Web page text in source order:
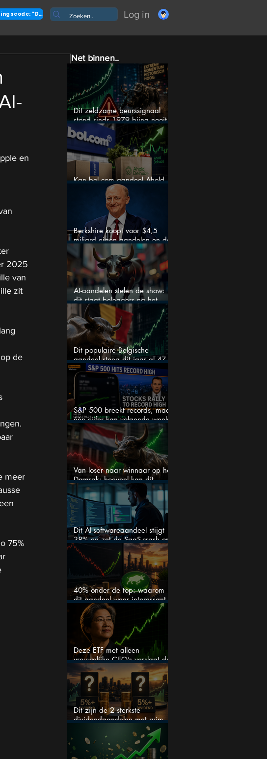
Profiteer nu van 50% korting met de kortingscode: "DANK" Log in
en
2025
van
zit
de
meer
75%
Net binnen..
Dit zeldzame beurssignaal
stond sinds 1979 bijna nooit
zo extreem
Kan bol.com aandeel Ahold
nieuw leven inblazen?
Berkshire koopt voor $4,5
miljard eigen aandelen en dat
zegt veel over de waardering
AI-aandelen stelen de show:
dit staat beleggers na het
weekend te wachten
Dit populaire Belgische
aandeel steeg dit jaar al 47
procent: is er ruimte voor
meer?
S&P 500 breekt records, maar
één cijfer kan volgende week
alles veranderen
Van loser naar winnaar op het
Damrak: hoeveel kan dit
Nederlandse aandeel nog
stijgen?
Dit AI-softwareaandeel stijgt
38% en zet de SaaS-crash op
zijn kop
40% onder de top: waarom
dit aandeel weer interessant
wordt
Deze ETF met alleen
vrouwelijke CEO’s verslaat de
S&P 500 keihard
Dit zijn de 2 sterkste
dividendaandelen met ruim